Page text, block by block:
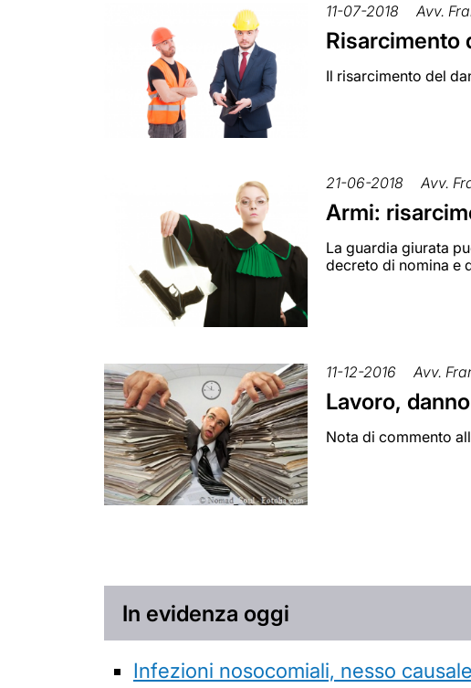
11-07-2018 Avv.
Risarcimento
Il risarcimento del
21-06-2018 Avv.
Armi:
La guardia giurata
decreto di nomina e
11-12-2016 Avv.
Lavoro,
Nota di commento
In evidenza oggi
Infezioni nosocomiali, nesso